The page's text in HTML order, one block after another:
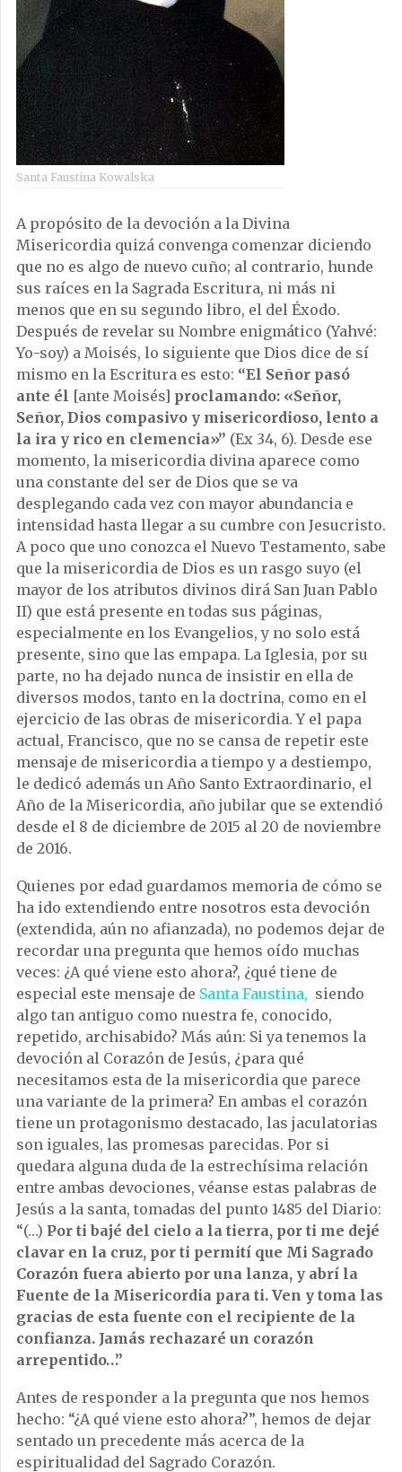
Santa Faustina Kowalska
A propósito de la devoción a la Divina
Misericordia quizá convenga comenzar diciendo
que no es algo de nuevo cuño; al contrario, hunde
sus raíces en la Sagrada Escritura, ni más ni
menos que en su segundo libro, el del Éxodo.
Después de revelar su Nombre enigmático (Yahvé:
Yo-soy) a Moisés, lo siguiente que Dios dice de sí
mismo en la Escritura es esto: “El Señor pasó
ante él [ante Moisés] proclamando: «Señor,
Señor, Dios compasivo y misericordioso, lento a
la ira y rico en clemencia»” (Ex 34, 6). Desde ese
momento, la misericordia divina aparece como
una constante del ser de Dios que se va
desplegando cada vez con mayor abundancia e
intensidad hasta llegar a su cumbre con Jesucristo.
A poco que uno conozca el Nuevo Testamento, sabe
que la misericordia de Dios es un rasgo suyo (el
mayor de los atributos divinos dirá San Juan Pablo
II) que está presente en todas sus páginas,
especialmente en los Evangelios, y no solo está
presente, sino que las empapa. La Iglesia, por su
parte, no ha dejado nunca de insistir en ella de
diversos modos, tanto en la doctrina, como en el
ejercicio de las obras de misericordia. Y el papa
actual, Francisco, que no se cansa de repetir este
mensaje de misericordia a tiempo y a destiempo,
le dedicó además un Año Santo Extraordinario, el
Año de la Misericordia, año jubilar que se extendió
desde el 8 de diciembre de 2015 al 20 de noviembre
de 2016.
Quienes por edad guardamos memoria de cómo se
ha ido extendiendo entre nosotros esta devoción
(extendida, aún no afianzada), no podemos dejar de
recordar una pregunta que hemos oído muchas
veces: ¿A qué viene esto ahora?, ¿qué tiene de
especial este mensaje de Santa Faustina, siendo
algo tan antiguo como nuestra fe, conocido,
repetido, archisabido? Más aún: Si ya tenemos la
devoción al Corazón de Jesús, ¿para qué
necesitamos esta de la misericordia que parece
una variante de la primera? En ambas el corazón
tiene un protagonismo destacado, las jaculatorias
son iguales, las promesas parecidas. Por si
quedara alguna duda de la estrechísima relación
entre ambas devociones, véanse estas palabras de
Jesús a la santa, tomadas del punto 1485 del Diario:
“(…) Por ti bajé del cielo a la tierra, por ti me dejé
clavar en la cruz, por ti permití que Mi Sagrado
Corazón fuera abierto por una lanza, y abrí la
Fuente de la Misericordia para ti. Ven y toma las
gracias de esta fuente con el recipiente de la
confianza. Jamás rechazaré un corazón
arrepentido…”
Antes de responder a la pregunta que nos hemos
hecho: “¿A qué viene esto ahora?”, hemos de dejar
sentado un precedente más acerca de la
espiritualidad del Sagrado Corazón.